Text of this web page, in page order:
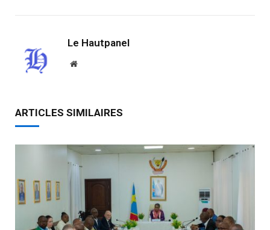
Le Hautpanel
Website
ARTICLES SIMILAIRES